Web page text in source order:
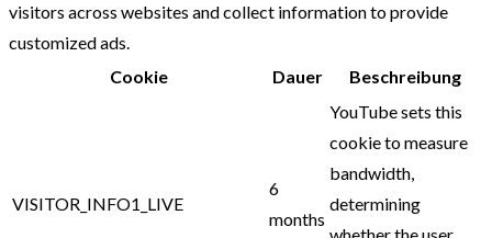
visitors across websites and collect information to provide
customized ads.
Cookie
Dauer Beschreibung
VISITOR_INFO1_LIVE
6
months
YouTube sets this
cookie to measure
bandwidth,
determining